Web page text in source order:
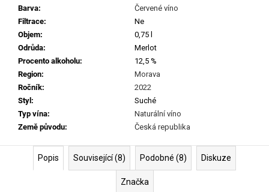
Barva:
Červené víno
Filtrace:
Ne
Objem:
0,75 l
Odrůda:
Merlot
Procento alkoholu:
12,5 %
Region:
Morava
Ročník:
2022
Styl:
Suché
Typ vína:
Naturální víno
Země původu: Česká republika
Popis Související (8) Podobné (8) Diskuze
Značka
u
č
u
e
m
e
SEPP
SAUVIGNON